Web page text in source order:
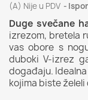
(A) Nije u PDV
Duge svečane
izrezom, bretela
vas obore s
duboki V-izrez
događaju.
kojima biste